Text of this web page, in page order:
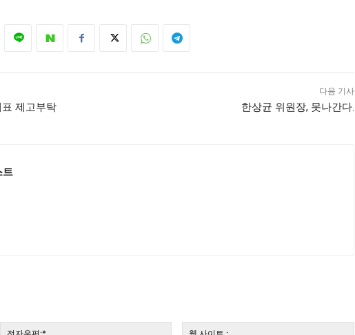
제고부탁
다음 기사
한상균 위원장, 못나간다.
트